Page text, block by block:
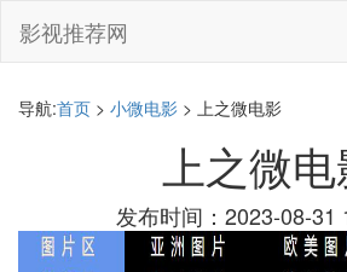
影视推荐网
导航:首页 > 小微电影 > 上之微电影
上之微
发布时间：2023-08-31